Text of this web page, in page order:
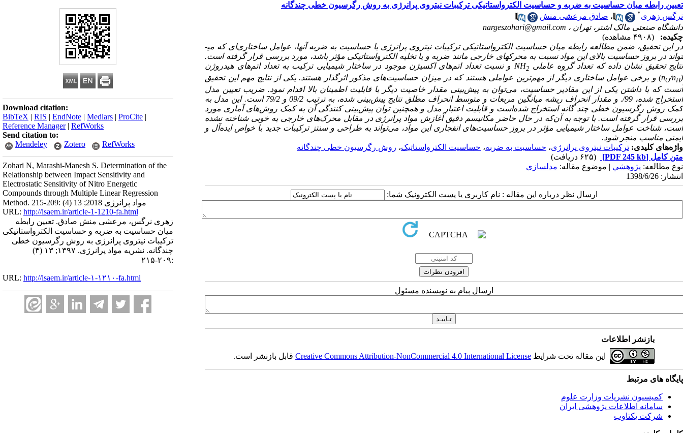
Download citation:
BibTeX | RIS | EndNote | Medlars | ProCite |
Reference Manager| RefWorks
Send citation to:
Mendeley
Zotero RefWorks
Zohari N, Marashi-Manesh S. Determination of the
Relationship between Impact Sensitivity and
Electrostatic Sensitivity of Nitro Energetic
Compounds through Multiple Linear Regression
Method. مواد پرانرژی 2018; 13 (4) :209-215
URL: http://isaem.ir/article-1-1210-fa.html
زهری نرگس، مرعشی منش صادق. تعیین رابطه
میان حساسیت به ضربه و حساسیت الکترواستاتیکی
ترکیبات نیتروی پرانرژی به روش رگرسیون خطی
چندگانه. نشریه مواد پرانرژی. ۱۳۹۷; ۱۳ (۴)
:۲۰۹-۲۱۵
URL: http://isaem.ir/article-۱-۱۲۱۰-fa.html
تعیین رابطه میان حساسیت به ضربه و حساسیت الکترواستاتیکی ترکیبات نیتروی پرانرژی به روش رگرسیون خطی چندگانه
نرگس زهری* ، صادق مرعشی منش
دانشگاه صنعتی مالک اشتر، تهران ، nargeszohari@gmail.com
چکیده:
(۴۹۰۸ مشاهده)
در این تحقیق، ضمن مطالعه رابطه میان حساسیت الکترواستاتیکی ترکیبات نیتروی پرانرژی با حساسیت به ضربه آن­ها، عوامل ساختاری‌ای که می­
تواند در بروز حساسیت بالای این مواد نسبت به محرک­های خارجی مانند ضربه و یا تخلیه الکترواستاتیکی مؤثر باشد، مورد بررسی قرار گرفته است.
نتایج تحقیق نشان داده که تعداد گروه عاملی
NH2
و نسبت تعداد اتم‌های اکسیژن موجود در ساختار شیمیایی ترکیب به تعداد اتم‌های هیدروژن
(n
O/nH
) و برخی عوامل ساختاری دیگر از مهم‌ترین عواملی هستند که در میزان حساسیت‌های مذکور اثرگذار هستند. یکی از نتایج مهم این تحقیق
آنست که با داشتن یکی از این مقادیر حساسیت، می‌توان به پیش‌بینی مقدار خاصیت دیگر با قابلیت اطمینان بالا اقدام نمود. ضریب تعیین مدل
استخراج شده، 99/. و مقدار انحراف ریشه میانگین مربعات و متوسط انحراف مطلق نتایج پیش‌بینی شده، به ترتیب 09/2 و 79/2 است. این مدل به
کمک روش رگرسیون خطی چند گانه استخراج شده‌است و قابلیت اعتبار مدل و همچنین توان پیش‌بینی کنندگی آن به کمک روش‌های آماری مورد
بررسی قرار گرفته است. با توجه به آن‌که در حال حاضر مکانیسم دقیق آغازش مواد پرانرژی در مقابل محرک‌های خارجی به خوبی شناخته نشده
است، شناخت عوامل ساختار شیمیایی مؤثر در بروز حساسیت‌های انفجاری این مواد، می‌تواند به طراحی و سنتز ترکیبات جدید با خواص ایده‌آل و
ایمنی مناسب منجر شود.
واژه‌های کلیدی: ترکیبات نیتروی پرانرژی، حساسیت به ضربه، حساسیت الکترواستاتیک، روش رگرسیون خطی چندگانه
متن کامل [PDF 245 kb]
(۶۲۵ دریافت)
نوع مطالعه: پژوهشي | موضوع مقاله: مدلسازی
انتشار: 1398/6/26
ارسال نظر درباره این مقاله : نام کاربری یا پست الکترونیک شما:
ارسال پیام به نویسنده مسئول
بازنشر اطلاعات
این مقاله تحت شرایط Creative Commons Attribution-NonCommercial 4.0 International Licenseقابل بازنشر است.
پایگاه های مرتبط
کمیسیون نشریات وزارت علوم
سامانه اطلاعات پژوهشی ایران
شرکت یکتاوب